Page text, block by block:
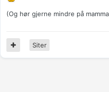
(Og hør gjerne mindre på
Siter